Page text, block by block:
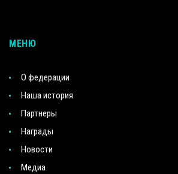
МЕНЮ
О федерации
Наша история
Партнеры
Награды
Новости
Медиа